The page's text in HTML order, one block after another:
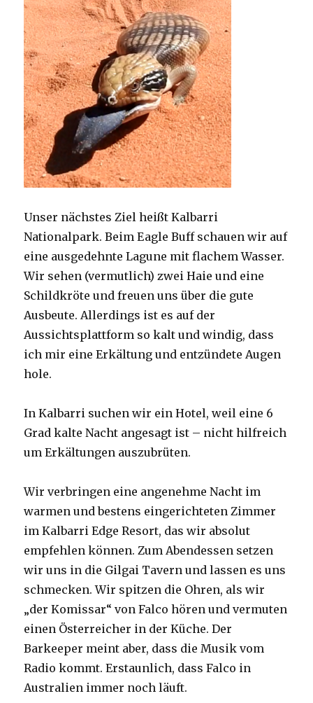
Unser nächstes Ziel heißt Kalbarri
Nationalpark. Beim Eagle Buff schauen wir auf
eine ausgedehnte Lagune mit flachem Wasser.
Wir sehen (vermutlich) zwei Haie und eine
Schildkröte und freuen uns über die gute
Ausbeute. Allerdings ist es auf der
Aussichtsplattform so kalt und windig, dass
ich mir eine Erkältung und entzündete Augen
hole.
In Kalbarri suchen wir ein Hotel, weil eine 6
Grad kalte Nacht angesagt ist – nicht hilfreich
um Erkältungen auszubrüten.
Wir verbringen eine angenehme Nacht im
warmen und bestens eingerichteten Zimmer
im Kalbarri Edge Resort, das wir absolut
empfehlen können. Zum Abendessen setzen
wir uns in die Gilgai Tavern und lassen es uns
schmecken. Wir spitzen die Ohren, als wir
„der Komissar“ von Falco hören und vermuten
einen Österreicher in der Küche. Der
Barkeeper meint aber, dass die Musik vom
Radio kommt. Erstaunlich, dass Falco in
Australien immer noch läuft.